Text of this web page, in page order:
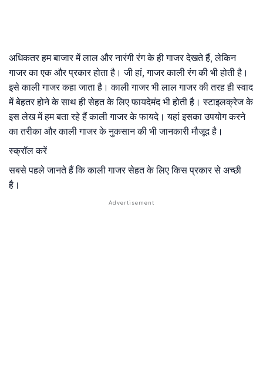
अधिकतर हम बाजार में लाल और नारंगी रंग के ही गाजर देखते हैं, लेकिन
गाजर का एक और प्रकार होता है। जी हां, गाजर काली रंग की भी होती है।
इसे काली गाजर कहा जाता है। काली गाजर भी लाल गाजर की तरह ही स्वाद
में बेहतर होने के साथ ही सेहत के लिए फायदेमंद भी होती है। स्टाइलक्रेज के
इस लेख में हम बता रहे हैं काली गाजर के फायदे। यहां इसका उपयोग करने
का तरीका और काली गाजर के नुकसान की भी जानकारी मौजूद है।
स्क्रॉल करें
सबसे पहले जानते हैं कि काली गाजर सेहत के लिए किस प्रकार से अच्छी
है।